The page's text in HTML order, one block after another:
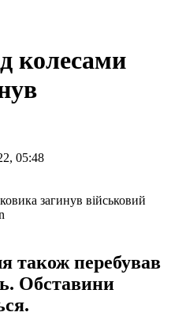
колесами
05:48
також перебував
Обставини